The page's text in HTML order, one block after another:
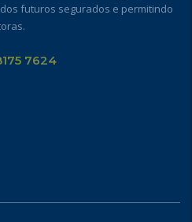
futuros segurados e permitindo
7624